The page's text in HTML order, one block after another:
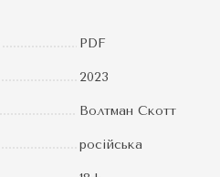
PDF
2023
Волтман Скотт
російська